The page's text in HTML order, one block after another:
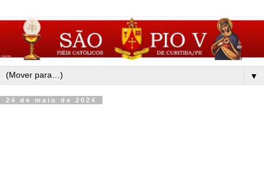
▼
24 de maio de 2024